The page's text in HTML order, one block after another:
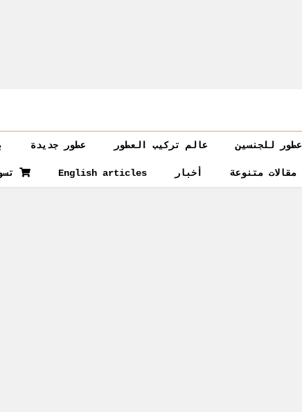
عطور للجنسين عالم تركيب العطور عطور جديدة
مقالات متنوعة أخبار English articles